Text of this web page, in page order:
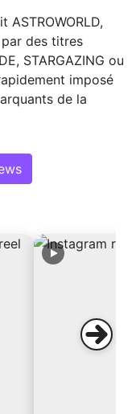
des titres
STARGAZING ou
imposé
de la